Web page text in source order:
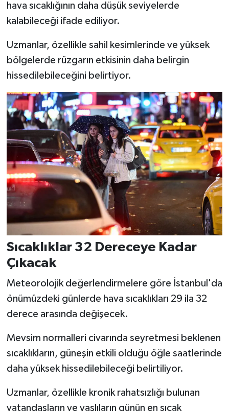
hava sıcaklığının daha düşük seviyelerde
kalabileceği ifade ediliyor.
Uzmanlar, özellikle sahil kesimlerinde ve yüksek
bölgelerde rüzgarın etkisinin daha belirgin
hissedilebileceğini belirtiyor.
Sıcaklıklar 32 Dereceye Kadar
Çıkacak
Meteorolojik değerlendirmelere göre İstanbul'da
önümüzdeki günlerde hava sıcaklıkları 29 ila 32
derece arasında değişecek.
Mevsim normalleri civarında seyretmesi beklenen
sıcaklıkların, güneşin etkili olduğu öğle saatlerinde
daha yüksek hissedilebileceği belirtiliyor.
Uzmanlar, özellikle kronik rahatsızlığı bulunan
vatandaşların ve yaşlıların günün en sıcak